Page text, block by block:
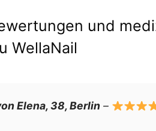
und
WellaNail
Elena, 38, Berlin –